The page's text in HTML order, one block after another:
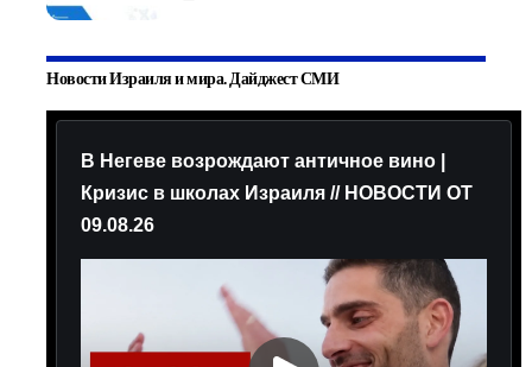
Новости Израиля и мира. Дайджест СМИ